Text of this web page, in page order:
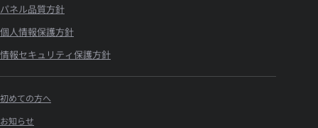
パネル品質方針
個人情報保護方針
情報セキュリティ保護方針
初めての方へ
お知らせ